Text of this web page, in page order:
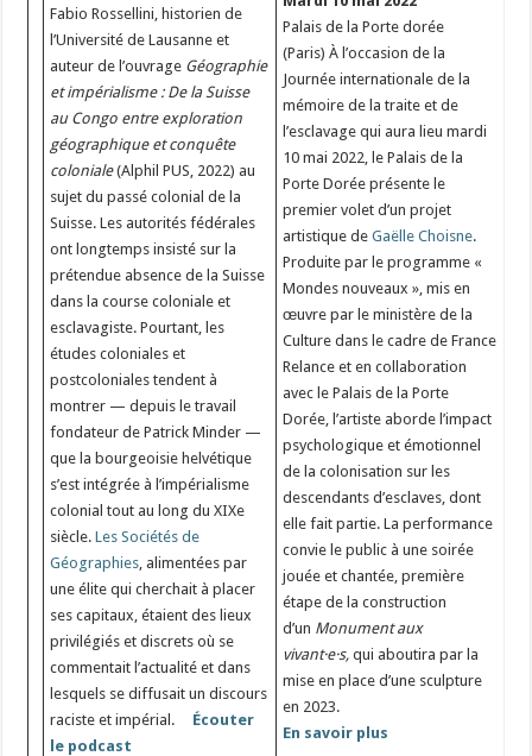
Fabio Rossellini, historien de
l’Université de Lausanne et
auteur de l’ouvrage Géographie
et impérialisme : De la Suisse
au Congo entre exploration
géographique et conquête
coloniale(Alphil PUS, 2022) au
sujet du passé colonial de la
Suisse. Les autorités fédérales
ont longtemps insisté sur la
prétendue absence de la Suisse
dans la course coloniale et
esclavagiste. Pourtant, les
études coloniales et
postcoloniales tendent à
montrer — depuis le travail
fondateur de Patrick Minder —
que la bourgeoisie helvétique
s’est intégrée à l’impérialisme
colonial tout au long du XIXe
siècle.Les Sociétés de
Géographies, alimentées par
une élite qui cherchait à placer
ses capitaux, étaient des lieux
privilégiés et discrets où se
commentait l’actualité et dans
lesquels se diffusait un discours
raciste et impérial. Écouter
le podcast
Palais de la Porte dorée
(Paris) À l’occasion de la
Journée internationale de la
mémoire de la traite et de
l’esclavage qui aura lieu mardi
10 mai 2022, le Palais de la
Porte Dorée présente le
premier volet d’un projet
artistique deGaëlle Choisne.
Produite par le programme «
Mondes nouveaux », mis en
œuvre par le ministère de la
Culture dans le cadre de France
Relance et en collaboration
avec le Palais de la Porte
Dorée, l’artiste aborde l’impact
psychologique et émotionnel
de la colonisation sur les
descendants d’esclaves, dont
elle fait partie. La performance
convie le public à une soirée
jouée et chantée, première
étape de la construction
d’un Monument aux
vivant·e·s, qui aboutira par la
mise en place d’une sculpture
en 2023.
En savoir plus